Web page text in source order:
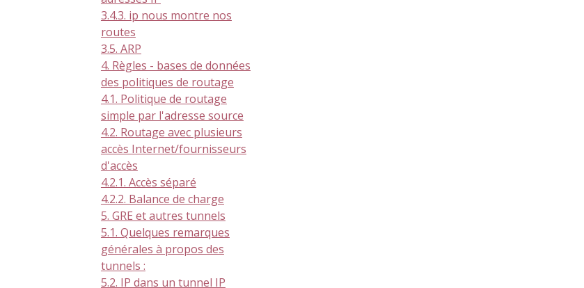
3.4.3. ip nous montre nos
routes
3.5. ARP
4. Règles - bases de données
des politiques de routage
4.1. Politique de routage
simple par l'adresse source
4.2. Routage avec plusieurs
accès Internet/fournisseurs
d'accès
4.2.1. Accès séparé
4.2.2. Balance de charge
5. GRE et autres tunnels
5.1. Quelques remarques
générales à propos des
tunnels :
5.2. IP dans un tunnel IP